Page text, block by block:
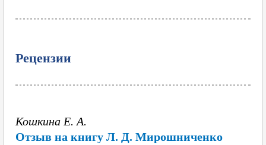
Рецензии
Кошкина Е. А.
Отзыв на книгу Л. Д. Мирошниченко